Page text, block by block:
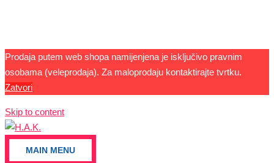
Prodaja putem web shopa namijenjena je isključivo pravnim
osobama (veleprodaja). Za maloprodaju kontaktirajte tvrtku.
Zatvori
Skip to content
MAIN MENU